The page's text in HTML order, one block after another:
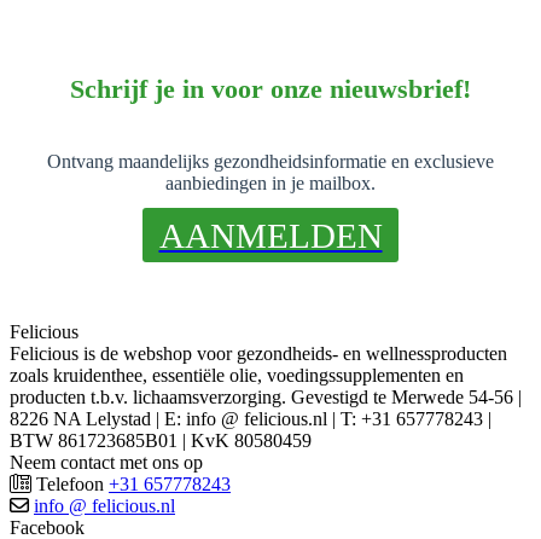
Schrijf je in voor onze nieuwsbrief!
Ontvang maandelijks gezondheidsinformatie en exclusieve
aanbiedingen in je mailbox.
AANMELDEN
Felicious
Felicious is de webshop voor gezondheids- en wellnessproducten
zoals kruidenthee, essentiële olie, voedingssupplementen en
producten t.b.v. lichaamsverzorging. Gevestigd te Merwede 54-56 |
8226 NA Lelystad | E: info @ felicious.nl | T: +31 657778243 |
BTW 861723685B01 | KvK 80580459
Neem contact met ons op
Telefoon +31 657778243
info @ felicious.nl
Facebook